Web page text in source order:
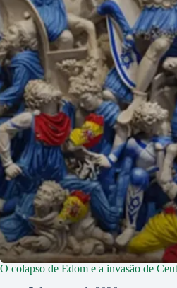
O colapso de Edom e a invasão de